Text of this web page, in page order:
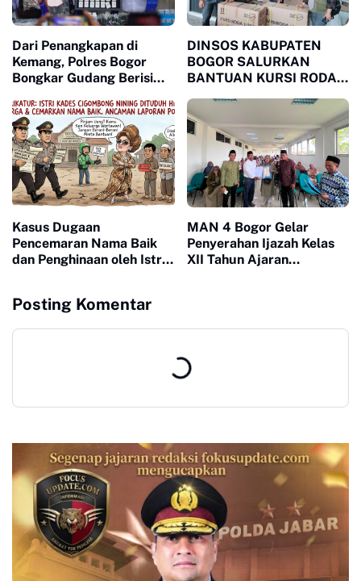
Dari Penangkapan di
Kemang, Polres Bogor
Bongkar Gudang Berisi
Terlarang
DINSOS KABUPATEN
BOGOR SALURKAN
BANTUAN KURSI RODA
JAWAB KEBUTUHAN
WARGA MEGAMENDUNG
DAN CIOMAS
Kasus Dugaan
Pencemaran Nama Baik
dan Penghinaan oleh Istri
Laporan Polisi
MAN 4 Bogor Gelar
Penyerahan Ijazah Kelas
XII Tahun Ajaran
Posting Komentar